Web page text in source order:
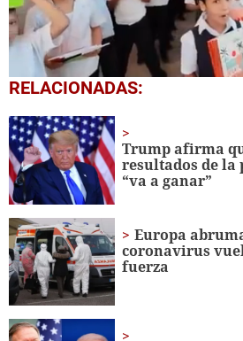
0
seconds
1
minute,
56
seconds
RELACIONADAS:
Trump afirma
resultados de la
“va a ganar”
Europa
coronavirus
fuerza